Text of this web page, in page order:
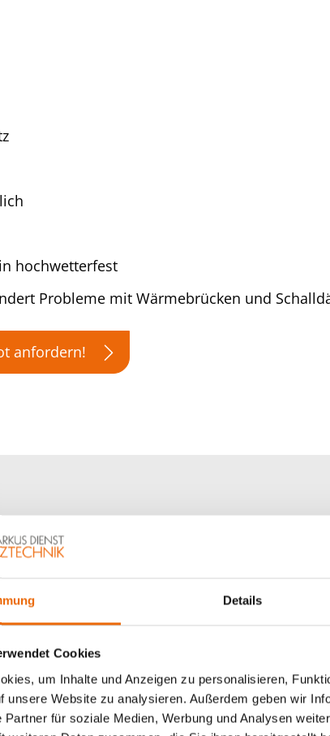
Details
Cookies
um Inhalte und Anzeigen zu personalisieren,
unsere Website zu analysieren. Außerdem geben wir
Partner für soziale Medien, Werbung und Analysen
hochwetterfest
Probleme mit Wärmebrücken und
anfordern!
2400 mm
10° bis 45°
Funkmotor, Gurt, Kurbel, Motor, Schnur,
Aluminium, Kunststoff